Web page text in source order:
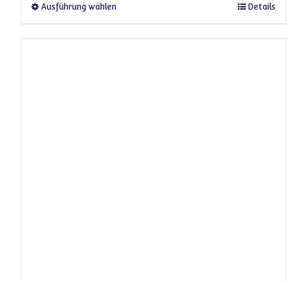
Ausführung wählen Dieses Produkt weist mehrere Varianten
Details